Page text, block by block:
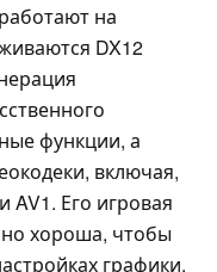
на
DX12
функции, а
включая,
AV1. Его игровая
хороша, чтобы
графики.